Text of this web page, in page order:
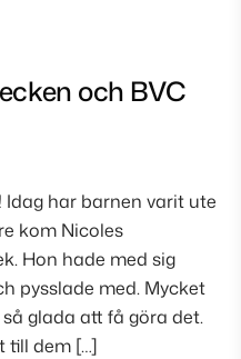
och BVC
har barnen varit ute
kom Nicoles
Hon hade med sig
pysslade med. Mycket
glada att få göra det.
till dem […]